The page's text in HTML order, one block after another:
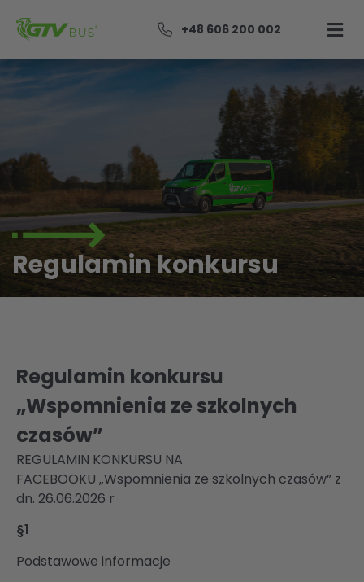
+48 606 200 002
Regulamin konkursu
Regulamin konkursu
„Wspomnienia ze szkolnych
czasów”
REGULAMIN KONKURSU NA
FACEBOOKU „Wspomnienia ze szkolnych czasów” z
dn. 26.06.2026 r
§1
Podstawowe informacje